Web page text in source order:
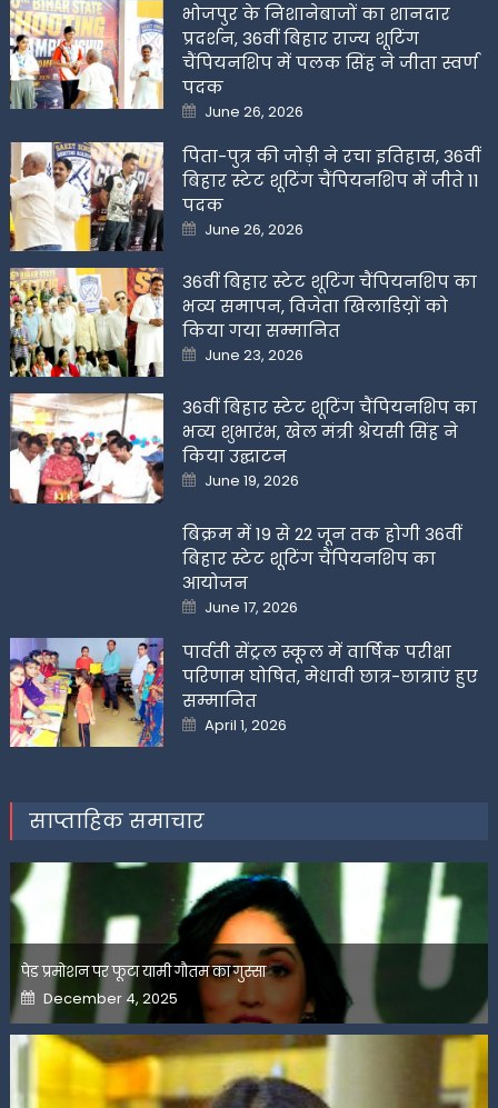
भोजपुर के निशानेबाजों का शानदार
प्रदर्शन, 36वीं बिहार राज्य शूटिंग
चैंपियनशिप में पलक सिंह ने जीता स्वर्ण
पदक
Posted
on
June 26, 2026
पिता-पुत्र की जोड़ी ने रचा इतिहास, 36वीं
बिहार स्टेट शूटिंग चैंपियनशिप में जीते 11
पदक
Posted
on
June 26, 2026
36वीं बिहार स्टेट शूटिंग चैंपियनशिप का
भव्य समापन, विजेता खिलाडिय़ों को
किया गया सम्मानित
Posted
on
June 23, 2026
36वीं बिहार स्टेट शूटिंग चैंपियनशिप का
भव्य शुभारंभ, खेल मंत्री श्रेयसी सिंह ने
किया उद्घाटन
Posted
on
June 19, 2026
बिक्रम में 19 से 22 जून तक होगी 36वीं
बिहार स्टेट शूटिंग चैंपियनशिप का
आयोजन
Posted
on
June 17, 2026
पार्वती सेंट्रल स्कूल में वार्षिक परीक्षा
परिणाम घोषित, मेधावी छात्र-छात्राएं हुए
सम्मानित
Posted
on
April 1, 2026
साप्ताहिक समाचार
पेड प्रमोशन पर फूटा यामी गौतम का गुस्सा
Posted
on
December 4, 2025